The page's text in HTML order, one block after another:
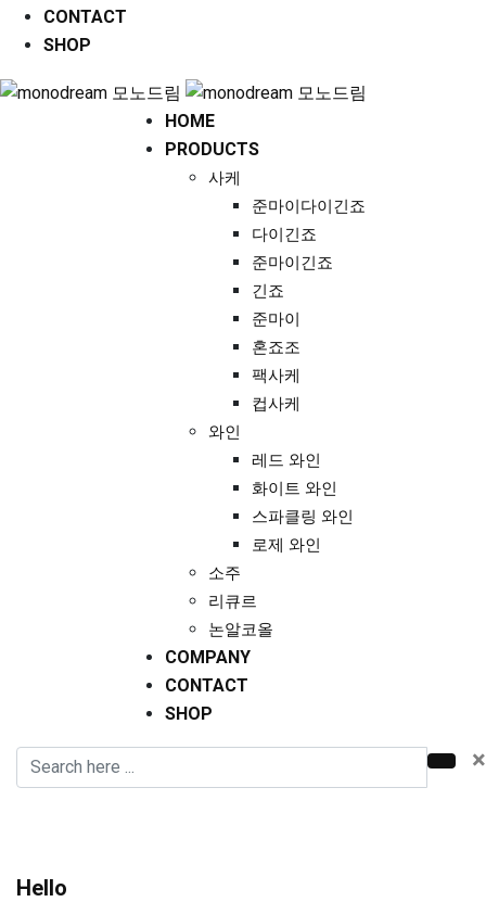
CONTACT
SHOP
HOME
PRODUCTS
사케
준마이다이긴죠
다이긴죠
준마이긴죠
긴죠
준마이
혼죠조
팩사케
컵사케
와인
레드 와인
화이트 와인
스파클링 와인
로제 와인
소주
리큐르
논알코올
COMPANY
CONTACT
SHOP
×
Hello